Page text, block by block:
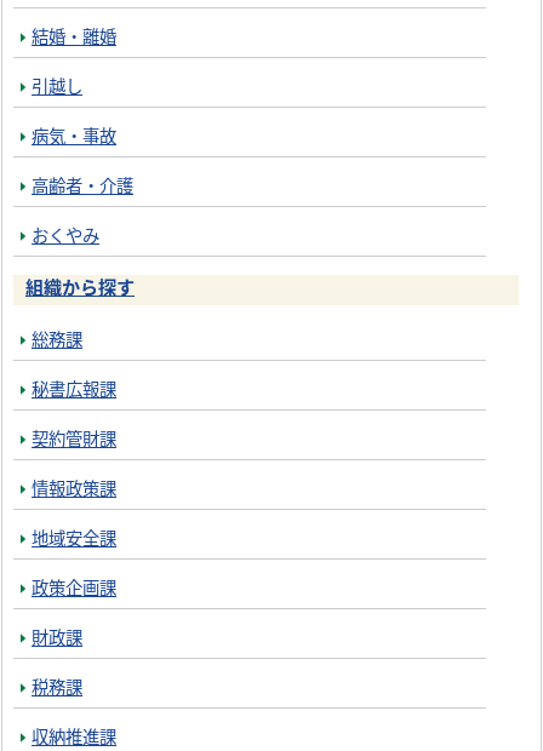
結婚・離婚
引越し
病気・事故
高齢者・介護
おくやみ
組織から探す
総務課
秘書広報課
契約管財課
情報政策課
地域安全課
政策企画課
財政課
税務課
収納推進課